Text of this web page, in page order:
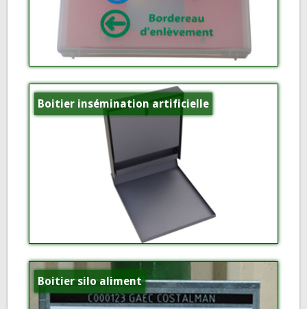
Boitier insémination artificielle
Boitier silo aliment